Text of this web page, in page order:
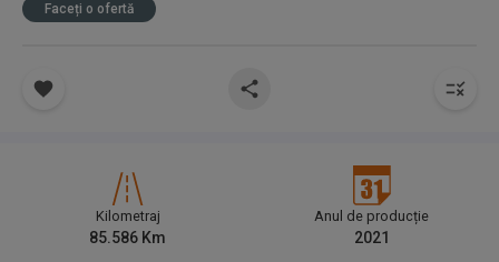
Faceți o ofertă
Kilometraj
85.586 Km
Anul de producție
2021